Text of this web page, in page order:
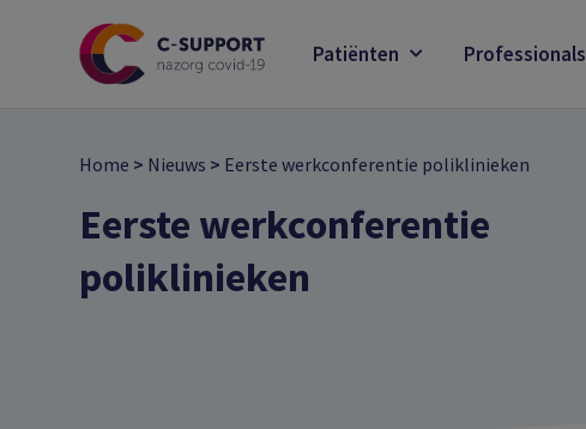
Patiënten Professionals
Home > Nieuws > Eerste werkconferentie poliklinieken
Eerste werkconferentie
poliklinieken